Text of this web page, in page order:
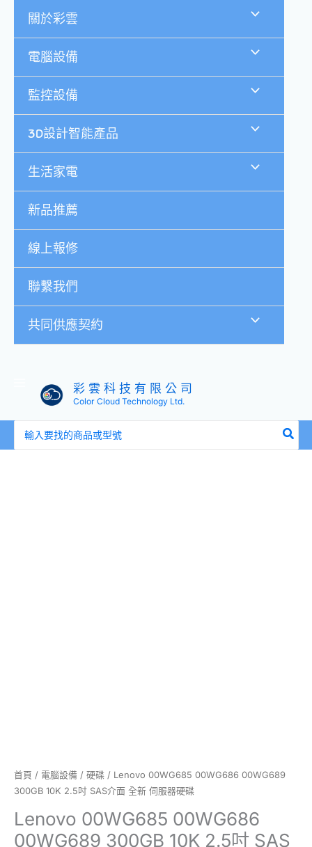
關於彩雲
電腦設備
監控設備
3D設計智能產品
生活家電
新品推薦
線上報修
聯繫我們
共同供應契約
彩 雲 科 技 有 限 公 司
Color Cloud Technology Ltd.
尋：
首頁 / 電腦設備 / 硬碟 / Lenovo 00WG685 00WG686 00WG689
300GB 10K 2.5吋 SAS介面 全新 伺服器硬碟
Lenovo 00WG685 00WG686
00WG689 300GB 10K 2.5吋 SAS
量